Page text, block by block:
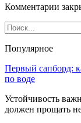
Комментарии
Популярное
Первый сапборд:
по воде
Устойчивость
должен прощать